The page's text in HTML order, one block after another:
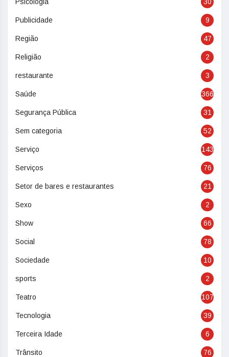
Publicidade 9
Região 47
Religião 2
restaurante 3
Saúde 366
Segurança Pública 31
Sem categoria 52
Serviço 143
Serviços 76
Setor de bares e restaurantes 21
Sexo 2
Show 66
Social 78
Sociedade 10
sports 2
Teatro 107
Tecnologia 39
Terceira Idade 6
Trânsito 76